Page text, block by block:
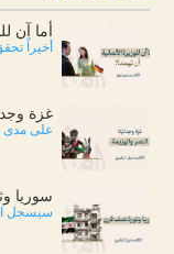
أما آن
أخيراً
غزة
على مدى ما يقارب ٤٧١
سوريا
سيسجل التاريخ أن